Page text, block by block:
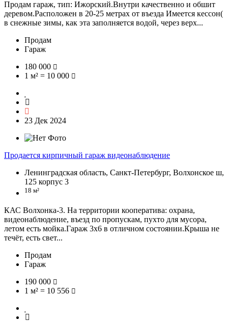
Продам гараж, тип: Ижорский.Внутри качественно и обшит
деревом.Расположен в 20-25 метрах от въезда Имеется кессон(
в снежные зимы, как эта заполняется водой, через верх...
Продам
Гараж
180 000
1 м² = 10 000
23 Дек 2024
Продается кирпичный гараж видеонаблюдение
Ленинградская область, Санкт-Петербург, Волхонское ш,
125 корпус 3
18 м²
КАС Волхонка-3. На территории кооператива: охрана,
видеонаблюдение, въезд по пропускам, пухто для мусора,
летом есть мойка.Гараж 3х6 в отличном состоянии.Крыша не
течёт, есть свет...
Продам
Гараж
190 000
1 м² = 10 556